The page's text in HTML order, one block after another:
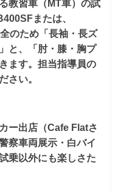
教習車（MT車）の試
または、
のため「長袖・長ズ
と、「 肘・膝・胸プ
ます。担当指導員の
さい。
ー出店（Cafe Flatさ
察車両展示・白バイ
乗以外にも楽しさた